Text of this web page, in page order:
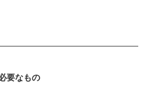
要なもの